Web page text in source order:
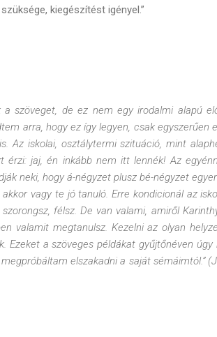
kiegészítést igényel.”
szöveget, de ez nem egy irodalmi alapú
arra, hogy ez így legyen, csak egyszerűen
Az iskolai, osztálytermi szituáció, mint
érzi: jaj, én inkább nem itt lennék! Az
neki, hogy á-négyzet plusz bé-négyzet
vagy te jó tanuló. Erre kondicionál az
félsz. De van valami, amiről
valamit megtanulsz. Kezelni az olyan
a szöveges példákat gyűjtőnéven úgy
elszakadni a saját sémáimtól.”